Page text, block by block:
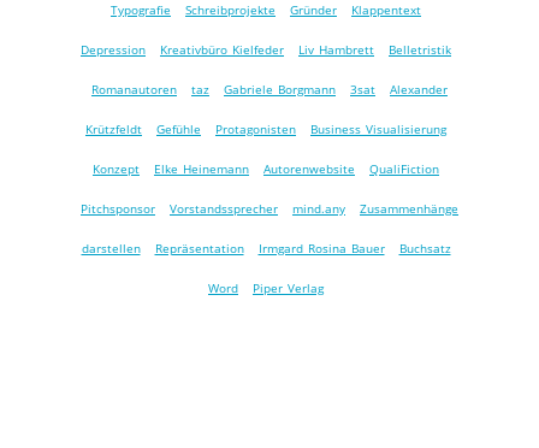
Typografie Schreibprojekte Gründer Klappentext
Depression Kreativbüro Kielfeder Liv Hambrett Belletristik
Romanautoren taz Gabriele Borgmann 3sat Alexander
Krützfeldt Gefühle Protagonisten Business Visualisierung
Konzept Elke Heinemann Autorenwebsite QualiFiction
Pitchsponsor Vorstandssprecher mind.any Zusammenhänge
darstellen Repräsentation Irmgard Rosina Bauer Buchsatz
Word Piper Verlag